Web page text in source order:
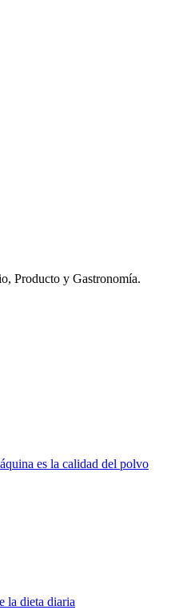
Producto y Gastronomía.
es la calidad del polvo
la dieta diaria